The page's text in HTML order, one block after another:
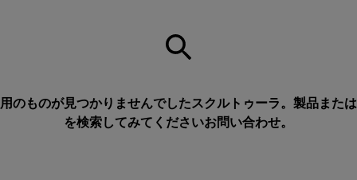
用のものが見つかりませんでしたスクルトゥーラ。製品または
を検索してみてくださいお問い合わせ。